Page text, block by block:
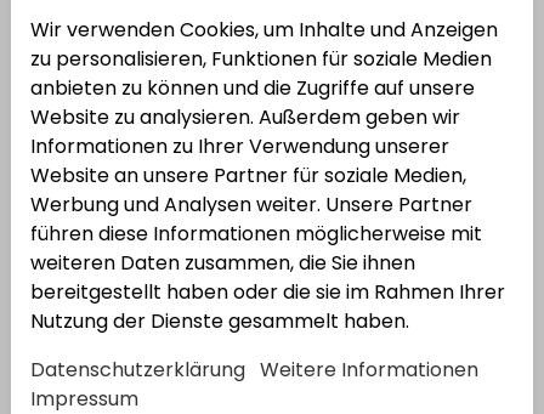
Wertersatz leisten. Für die Verschlechterung der
Sache und für gezogene Nutzungen müssen Sie
Wertersatz nur leisten, soweit die Nutzungen oder die
Verschlechterung auf einen Umgang mit der Sache
zurückzuführen ist, der über die Prüfung der
Eigenschaften und der Funktionsweise hinausgeht.
Unter "Prüfung der Eigenschaften und der
Funktionsweise" versteht man das Testen und
Ausprobieren der jeweiligen Ware, wie es etwa im
Ladengeschäft möglich und üblich ist.
Paketversandfähige Sachen sind auf unsere Kosten
und Gefahr zurückzusenden. Sie haben die
regelmäßigen Kosten der Rücksendung zu tragen,
Wir verwenden Cookies, um Inhalte und Anzeigen
zu personalisieren, Funktionen für soziale Medien
anbieten zu können und die Zugriffe auf unsere
Website zu analysieren. Außerdem geben wir
Informationen zu Ihrer Verwendung unserer
Website an unsere Partner für soziale Medien,
Werbung und Analysen weiter. Unsere Partner
führen diese Informationen möglicherweise mit
weiteren Daten zusammen, die Sie ihnen
bereitgestellt haben oder die sie im Rahmen Ihrer
Nutzung der Dienste gesammelt haben.
Datenschutzerklärung Weitere Informationen
Impressum